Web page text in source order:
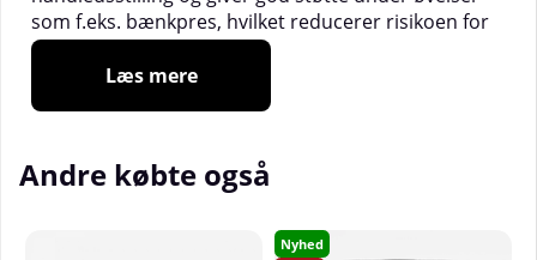
som f.eks. bænkpres, hvilket reducerer risikoen for
skader. Takket være velcrolukningen passer bindene
til enhver størrelse, og du kan selv justere, hvor
stramt du vil binde dem for varieret støtte. Wrist
Læs mere
Andre købte også
Nyhed